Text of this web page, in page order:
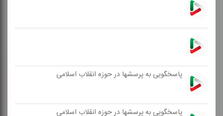
پاسخگویی به پرسشها در حوزه انقلاب اسلامی
پاسخگویی به پرسشها در حوزه انقلاب اسلامی